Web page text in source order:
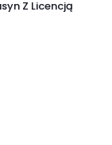
Z Licencją